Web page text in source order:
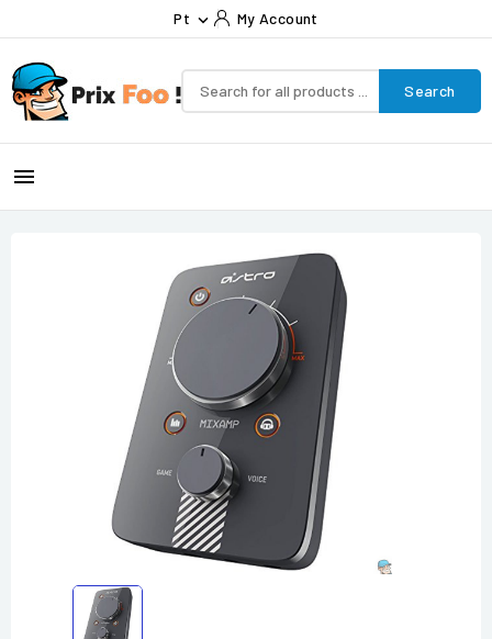
Pt  My Account
Search
